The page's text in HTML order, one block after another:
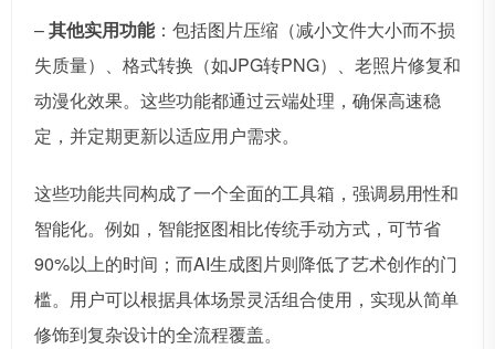
–其他实用功能：包括图片压缩（减小文件大小而不损
失质量）、格式转换（如JPG转PNG）、老照片修复和
动漫化效果。这些功能都通过云端处理，确保高速稳
定，并定期更新以适应用户需求。
这些功能共同构成了一个全面的工具箱，强调易用性和
智能化。例如，智能抠图相比传统手动方式，可节省
90%以上的时间；而AI生成图片则降低了艺术创作的门
槛。用户可以根据具体场景灵活组合使用，实现从简单
修饰到复杂设计的全流程覆盖。